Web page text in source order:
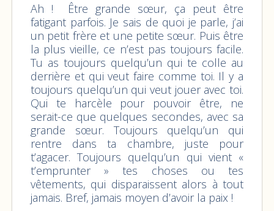
Ah ! Être grande sœur, ça peut être
fatigant parfois. Je sais de quoi je parle, j’ai
un petit frère et une petite sœur. Puis être
la plus vieille, ce n’est pas toujours facile.
Tu as toujours quelqu’un qui te colle au
derrière et qui veut faire comme toi. Il y a
toujours quelqu’un qui veut jouer avec toi.
Qui te harcèle pour pouvoir être, ne
serait-ce que quelques secondes, avec sa
grande sœur. Toujours quelqu’un qui
rentre dans ta chambre, juste pour
t’agacer. Toujours quelqu’un qui vient «
t’emprunter » tes choses ou tes
vêtements, qui disparaissent alors à tout
jamais. Bref, jamais moyen d’avoir la paix !